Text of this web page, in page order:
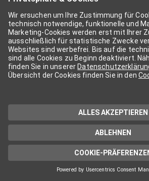
APA-User
Services der APA-Gruppe. Für die Nutzung der
kann eine weitere Freischaltung nötig sein.
Bestellung und genauer Kosteninformation an.
Wenn nicht anders erwähnt, gelten die
Geschäftsbedingungender APA - Austria
Die von Ihnen angegebenen Daten werden
Zwecke der Demo-Nutzung bzw. des
Eine darüber hinaus gehende oder andersartige
technischen Support stehen wir Ihnen jederzeit
Datenschutzerklärung
Cookie-Präferenzen